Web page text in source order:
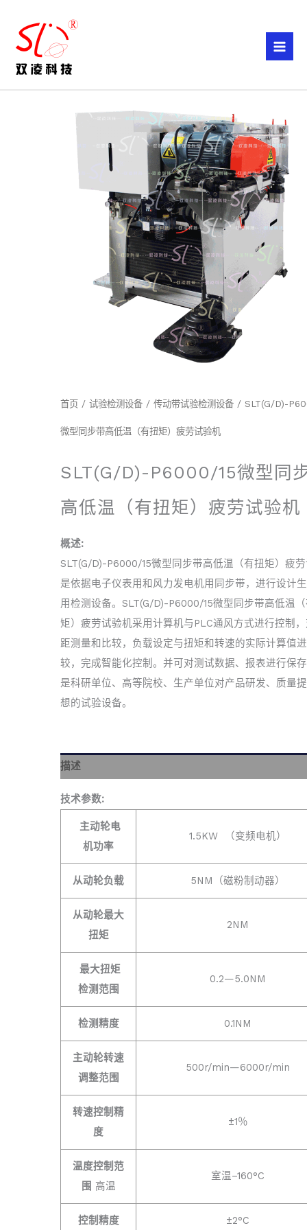
首页 / 试验检测设备 / 传动带试验检测设备 / SLT(G/D)-
微型同步带高低温（有扭矩）疲劳试验机
SLT(G/D)-P6000/15微型同
高低温（有扭矩）疲劳试验机
概述:
SLT(G/D)-P6000/15微型同步带高低温（有扭矩）疲
是依据电子仪表用和风力发电机用同步带，进行设计
用检测设备。SLT(G/D)-P6000/15微型同步带高低温
矩）疲劳试验机采用计算机与PLC通风方式进行控制
距测量和比较，负载设定与扭矩和转速的实际计算值
较，完成智能化控制。并可对测试数据、报表进行保
是科研单位、高等院校、生产单位对产品研发、质量
想的试验设备。
描述
技术参数:
主动轮电
机功率
1.5KW （变频电机）
从动轮负载 5NM（磁粉制动器）
从动轮最大
扭矩
2NM
最大扭矩
检测范围
0.2—5.0NM
检测精度 0.1NM
主动轮转速
调整范围
500r/min—6000r/min
转速控制精
度
±1％
温度控制范
围 高温
室温–160°C
控制精度 ±2°C